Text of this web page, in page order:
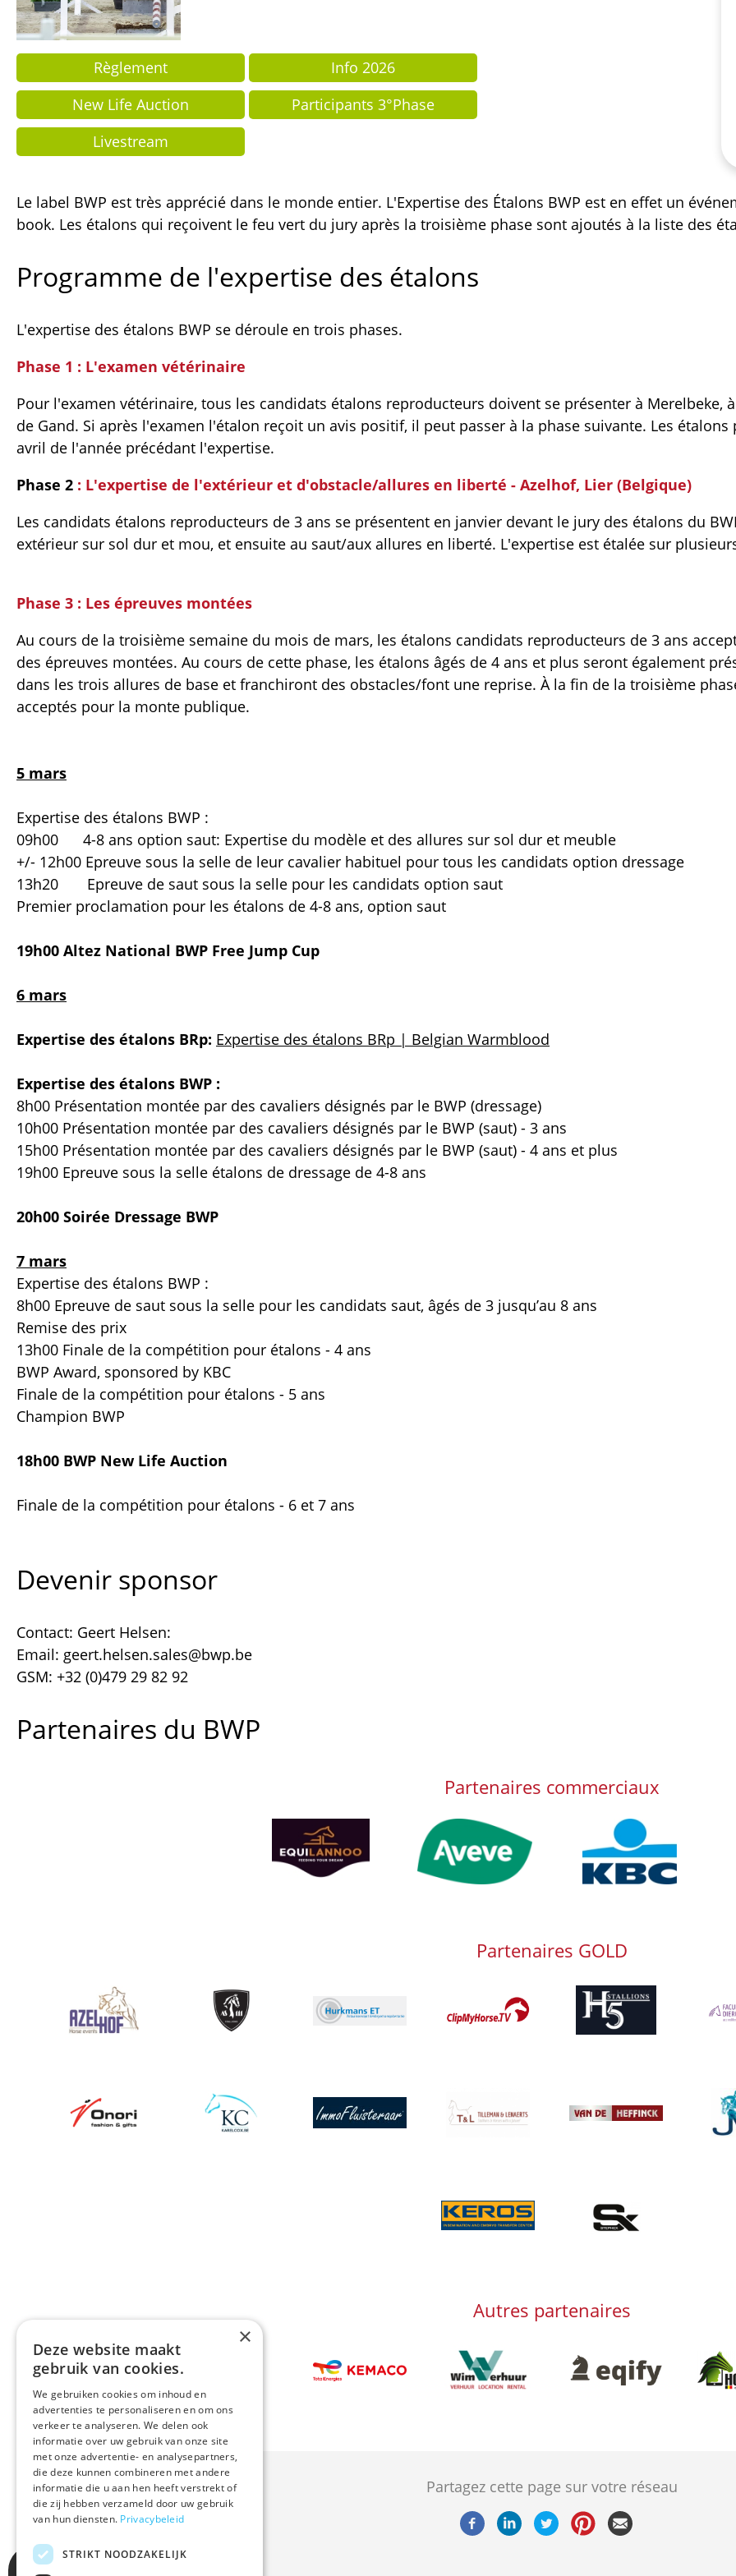
Règlement
Info 2026
New Life Auction
Participants 3°Phase
Livestream
Le label BWP est très apprécié dans le monde entier. L'Expertise des Étalons BWP est en effet un
book. Les étalons qui reçoivent le feu vert du jury après la troisième phase sont ajoutés à la liste des
Programme de l'expertise des étalons
L'expertise des étalons BWP se déroule en trois phases.
Phase 1 : L'examen vétérinaire
Pour l'examen vétérinaire, tous les candidats étalons reproducteurs doivent se présenter à Merelbeke,
de Gand. Si après l'examen l'étalon reçoit un avis positif, il peut passer à la phase suivante. Les
avril de l'année précédant l'expertise.
Phase 2 : L'expertise de l'extérieur et d'obstacle/allures en liberté - Azelhof, Lier (Belgique)
Les candidats étalons reproducteurs de 3 ans se présentent en janvier devant le jury des étalons du
extérieur sur sol dur et mou, et ensuite au saut/aux allures en liberté. L'expertise est étalée sur
Phase 3 : Les épreuves montées
Au cours de la troisième semaine du mois de mars, les étalons candidats reproducteurs de 3 ans
des épreuves montées. Au cours de cette phase, les étalons âgés de 4 ans et plus seront également
dans les trois allures de base et franchiront des obstacles/font une reprise. À la fin de la troisième
acceptés pour la monte publique.
5 mars
Expertise des étalons BWP :
09h00 4-8 ans option saut: Expertise du modèle et des allures sur sol dur et meuble
+/- 12h00 Epreuve sous la selle de leur cavalier habituel pour tous les candidats option dressage
13h20 Epreuve de saut sous la selle pour les candidats option saut
Premier proclamation pour les étalons de 4-8 ans, option saut
19h00 Altez National BWP Free Jump Cup
6 mars
Expertise des étalons BRp: Expertise des étalons BRp | Belgian Warmblood
Expertise des étalons BWP :
8h00 Présentation montée par des cavaliers désignés par le BWP (dressage)
10h00 Présentation montée par des cavaliers désignés par le BWP (saut) - 3 ans
15h00 Présentation montée par des cavaliers désignés par le BWP (saut) - 4 ans et plus
19h00 Epreuve sous la selle étalons de dressage de 4-8 ans
20h00 Soirée Dressage BWP
7 mars
Expertise des étalons BWP :
8h00 Epreuve de saut sous la selle pour les candidats saut, âgés de 3 jusqu’au 8 ans
Remise des prix
13h00 Finale de la compétition pour étalons - 4 ans
BWP Award, sponsored by KBC
Finale de la compétition pour étalons - 5 ans
Champion BWP
18h00 BWP New Life Auction
Finale de la compétition pour étalons - 6 et 7 ans
Devenir sponsor
Contact: Geert Helsen:
Email: geert.helsen.sales@bwp.be
GSM: +32 (0)479 29 82 92
Partenaires du BWP
Partenaires commerciaux
Afbeelding Afbeelding Afbeelding
Partenaires GOLD
Afbeelding Afbeelding
Afbeelding
Afbeelding
Afbeelding Afbeelding Afbeelding
Afbeelding
Afbeelding
Afbeelding
Afbeelding
Autres partenaires
Afbeelding
Afbeelding
Afbeelding Afbeelding
Partagez cette page sur votre réseau
×
Deze website maakt
gebruik van cookies.
We gebruiken cookies om inhoud en
advertenties te personaliseren en om ons
verkeer te analyseren. We delen ook
informatie over uw gebruik van onze site
met onze advertentie- en analysepartners,
die deze kunnen combineren met andere
informatie die u aan hen heeft verstrekt of
die zij hebben verzameld door uw gebruik
van hun diensten. Privacybeleid
STRIKT NOODZAKELIJK